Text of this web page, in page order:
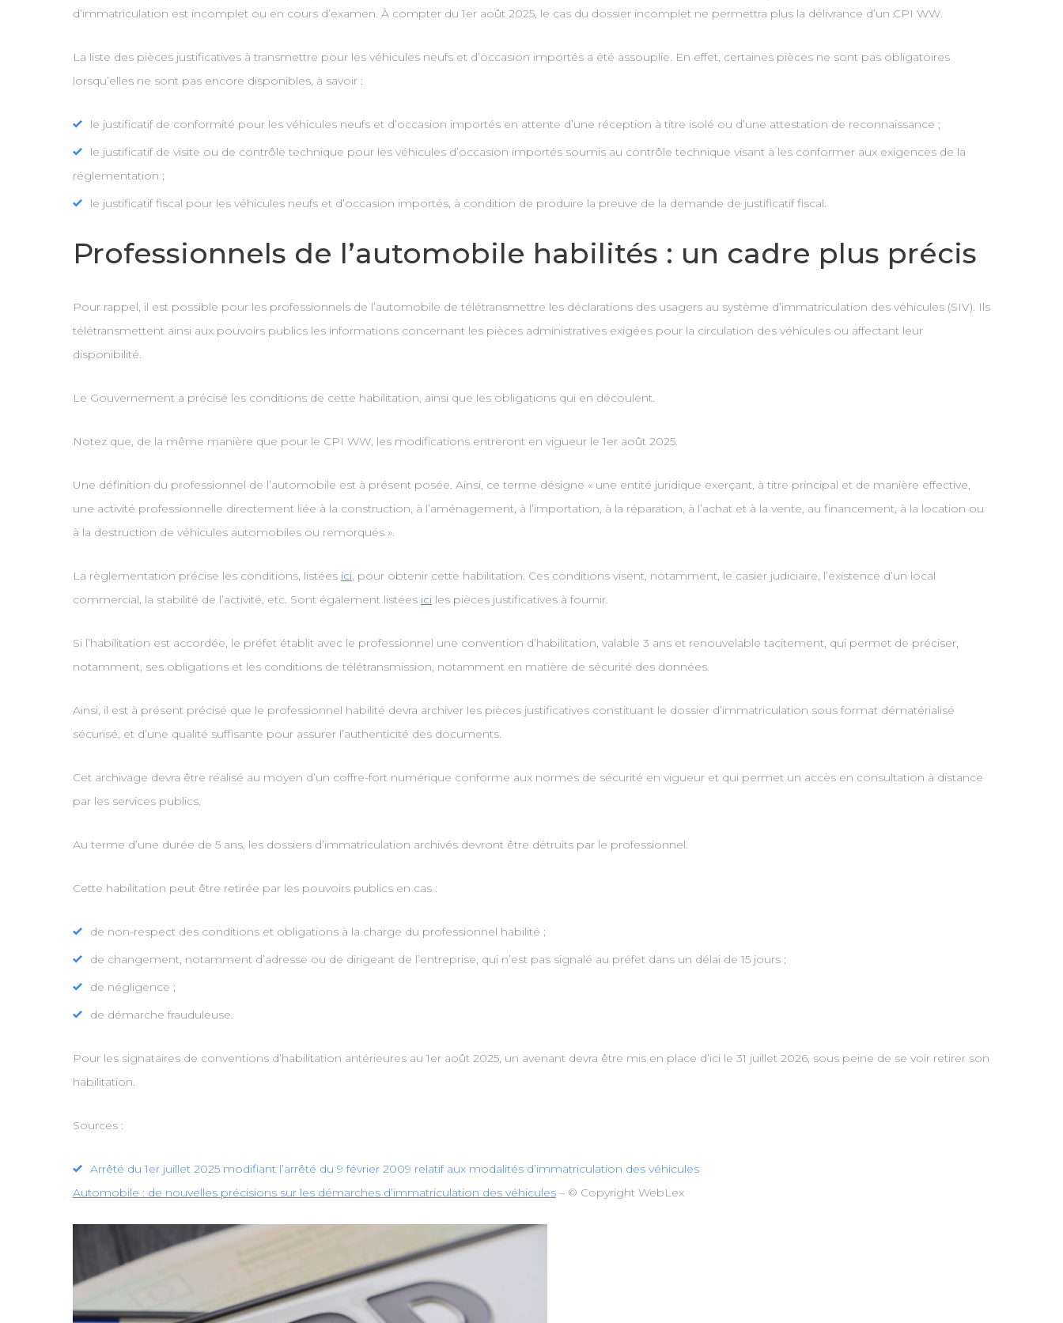
d’immatriculation est incomplet ou en cours d’examen. À compter du 1er août 2025, le cas du dossier incomplet ne permettra plus la délivrance d’un CPI WW.
La liste des pièces justificatives à transmettre pour les véhicules neufs et d’occasion importés a été assouplie. En effet, certaines pièces ne sont pas obligatoires
lorsqu’elles ne sont pas encore disponibles, à savoir :
le justificatif de conformité pour les véhicules neufs et d’occasion importés en attente d’une réception à titre isolé ou d’une attestation de reconnaissance ;
le justificatif de visite ou de contrôle technique pour les véhicules d’occasion importés soumis au contrôle technique visant à les conformer aux exigences de la
réglementation ;
le justificatif fiscal pour les véhicules neufs et d’occasion importés, à condition de produire la preuve de la demande de justificatif fiscal.
Professionnels de l’automobile habilités : un cadre plus précis
Pour rappel, il est possible pour les professionnels de l’automobile de télétransmettre les déclarations des usagers au système d’immatriculation des véhicules (SIV). Ils
télétransmettent ainsi aux pouvoirs publics les informations concernant les pièces administratives exigées pour la circulation des véhicules ou affectant leur
disponibilité.
Le Gouvernement a précisé les conditions de cette habilitation, ainsi que les obligations qui en découlent.
Notez que, de la même manière que pour le CPI WW, les modifications entreront en vigueur le 1er août 2025.
Une définition du professionnel de l’automobile est à présent posée. Ainsi, ce terme désigne « une entité juridique exerçant, à titre principal et de manière effective,
une activité professionnelle directement liée à la construction, à l’aménagement, à l’importation, à la réparation, à l’achat et à la vente, au financement, à la location ou
à la destruction de véhicules automobiles ou remorqués ».
La règlementation précise les conditions, listées ici, pour obtenir cette habilitation. Ces conditions visent, notamment, le casier judiciaire, l’existence d’un local
commercial, la stabilité de l’activité, etc. Sont également listées iciles pièces justificatives à fournir.
Si l’habilitation est accordée, le préfet établit avec le professionnel une convention d’habilitation, valable 3 ans et renouvelable tacitement, qui permet de préciser,
notamment, ses obligations et les conditions de télétransmission, notamment en matière de sécurité des données.
Ainsi, il est à présent précisé que le professionnel habilité devra archiver les pièces justificatives constituant le dossier d’immatriculation sous format dématérialisé
sécurisé, et d’une qualité suffisante pour assurer l’authenticité des documents.
Cet archivage devra être réalisé au moyen d’un coffre-fort numérique conforme aux normes de sécurité en vigueur et qui permet un accès en consultation à distance
par les services publics.
Au terme d’une durée de 5 ans, les dossiers d’immatriculation archivés devront être détruits par le professionnel.
Cette habilitation peut être retirée par les pouvoirs publics en cas :
de non-respect des conditions et obligations à la charge du professionnel habilité ;
de changement, notamment d’adresse ou de dirigeant de l’entreprise, qui n’est pas signalé au préfet dans un délai de 15 jours ;
de négligence ;
de démarche frauduleuse.
Pour les signataires de conventions d’habilitation antérieures au 1er août 2025, un avenant devra être mis en place d’ici le 31 juillet 2026, sous peine de se voir retirer son
habilitation.
Sources :
Arrêté du 1er juillet 2025 modifiant l’arrêté du 9 février 2009 relatif aux modalités d’immatriculation des véhicules
Automobile : de nouvelles précisions sur les démarches d’immatriculation des véhicules– © Copyright WebLex